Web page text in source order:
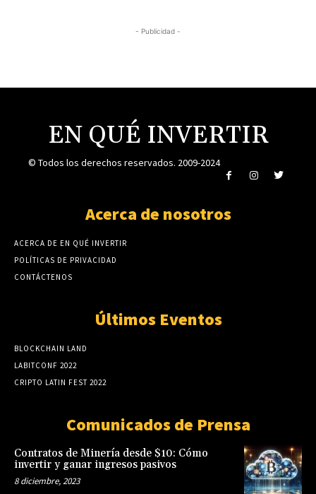
- Publicidad -
EN QUÉ INVERTIR
© Todos los derechos reservados. 2009-2024
Acerca de nosotros
ACERCA DE EN QUÉ INVERTIR
POLÍTICAS DE PRIVACIDAD
CONTÁCTENOS
Últimos Eventos
BLOCKCHAIN LAND
LABITCONF 2022
CRIPTO LATIN FEST 2022
Comunicados de Prensa
Contratos de Minería desde $10: Cómo
invertir y ganar ingresos pasivos
8 diciembre, 2023